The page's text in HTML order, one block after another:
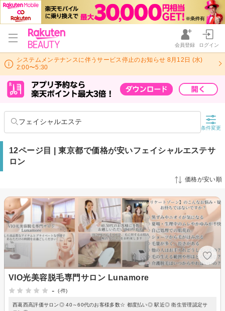
会員登録 ログイン
システムメンテナンスに伴うサービス停止のお知らせ 8月12日 (水)
2:00〜5:30
フェイシャルエステ
条件変更
12ページ目 | 東京都で価格が安いフェイシャルエステサ
ロン
価格が安い順
VIO光美容脱毛専門サロン Lunamore
-
(-件)
西葛西高評価サロン◎ 40～60代のお客様多数☆ 都度払い◎ 駅近◎ 衛生管理認定サ